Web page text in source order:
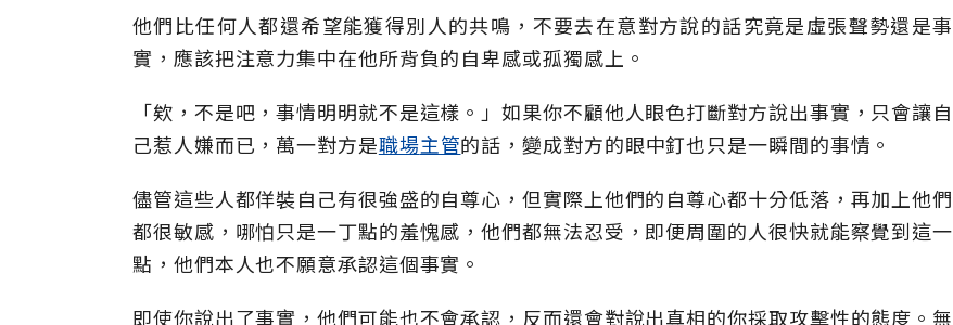
他們比任何人都還希望能獲得別人的共鳴，不要去在意對方說的話究竟是虛張聲勢還是事
實，應該把注意力集中在他所背負的自卑感或孤獨感上。
「欸，不是吧，事情明明就不是這樣。」如果你不顧他人眼色打斷對方說出事實，只會讓自
己惹人嫌而已，萬一對方是職場主管的話，變成對方的眼中釘也只是一瞬間的事情。
儘管這些人都佯裝自己有很強盛的自尊心，但實際上他們的自尊心都十分低落，再加上他們
都很敏感，哪怕只是一丁點的羞愧感，他們都無法忍受，即便周圍的人很快就能察覺到這一
點，他們本人也不願意承認這個事實。
即使你說出了事實，他們可能也不會承認，反而還會對說出真相的你採取攻擊性的態度。無